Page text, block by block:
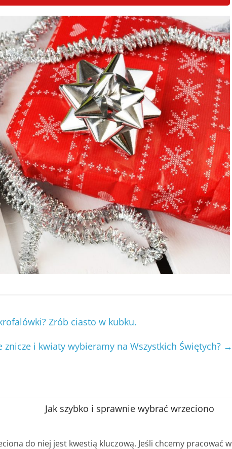
Zrób ciasto w kubku.
znicze i kwiaty wybieramy na Wszystkich Świętych? →
Jak szybko i sprawnie wybrać wrzeciono
do niej jest kwestią kluczową. Jeśli chcemy pracować w